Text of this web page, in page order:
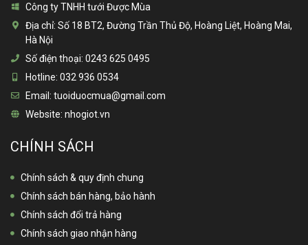
Công ty TNHH tưới Được Mùa
Địa chỉ: Số 18 BT2, Đường Trần Thủ Độ, Hoàng Liệt, Hoàng Mai,
Hà Nội
Số điện thoại: 0243 625 0495
Hotline: 032 936 0534
Email: tuoiduocmua@gmail.com
Website: nhogiot.vn
CHÍNH SÁCH
Chính sách & quy định chung
Chính sách bán hàng, bảo hành
Chính sách đổi trả hàng
Chính sách giao nhận hàng